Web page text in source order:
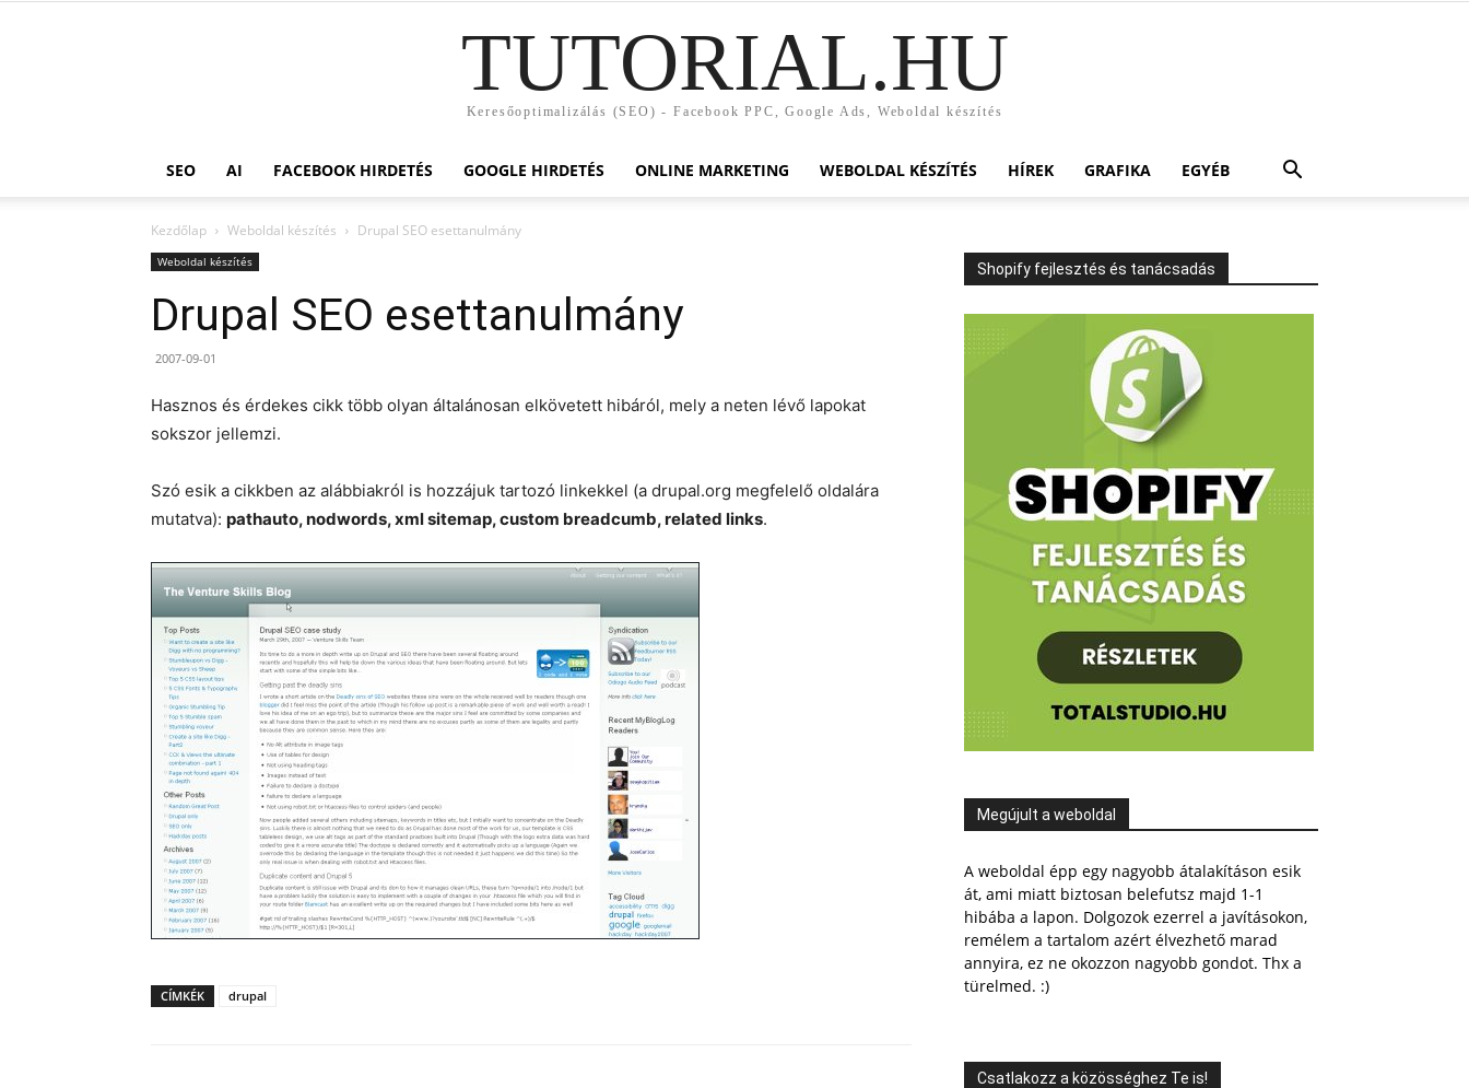
TUTORIAL.HU
Keresőoptimalizálás (SEO) - Facebook PPC, Google Ads, Weboldal készítés
SEO AI FACEBOOK HIRDETÉS GOOGLE HIRDETÉS ONLINE MARKETING WEBOLDAL KÉSZÍTÉS HÍREK GRAFIKA EGYÉB
Kezdőlap Weboldal készítés Drupal SEO esettanulmány
Weboldal készítés
Drupal SEO esettanulmány
2007-09-01
Hasznos és érdekes cikk több olyan általánosan elkövetett hibáról, mely a neten lévő lapokat
sokszor jellemzi.
Szó esik a cikkben az alábbiakról is hozzájuk tartozó linkekkel (a drupal.org megfelelő oldalára
mutatva): pathauto, nodwords, xml sitemap, custom breadcumb, related links.
CÍMKÉK drupal
Shopify fejlesztés és tanácsadás
Megújult a weboldal
A weboldal épp egy nagyobb átalakításon esik
át, ami miatt biztosan belefutsz majd 1-1
hibába a lapon. Dolgozok ezerrel a javításokon,
remélem a tartalom azért élvezhető marad
annyira, ez ne okozzon nagyobb gondot. Thx a
türelmed. :)
Csatlakozz a közösséghez Te is!